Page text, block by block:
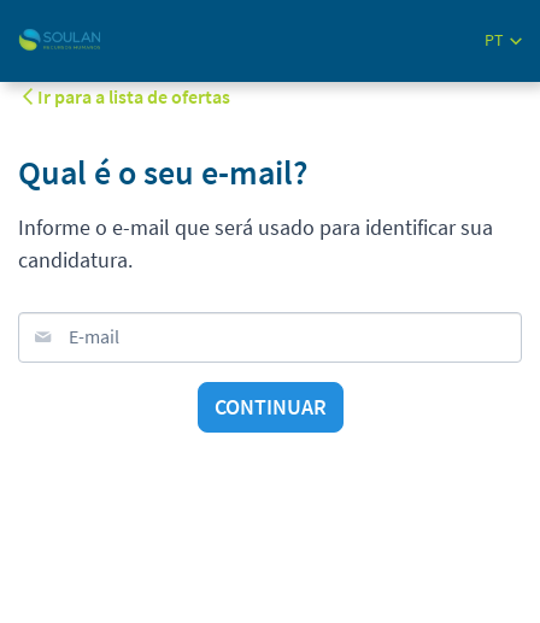
PT
Ir para a lista de ofertas
Qual é o seu e-mail?
Informe o e-mail que será usado para identificar sua
candidatura.
E-mail
CONTINUAR